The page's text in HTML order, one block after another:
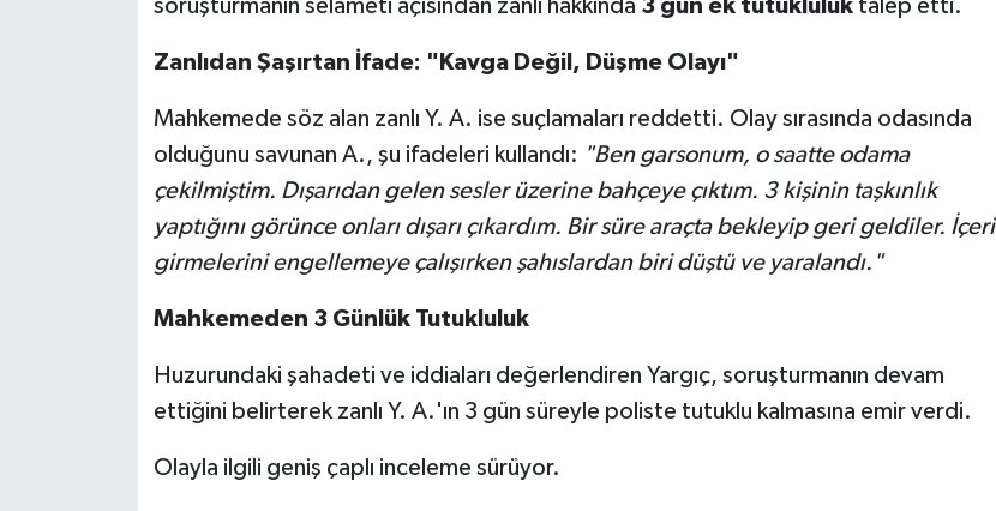
soruşturmanın selameti açısından zanlı hakkında 3 gün ek tutukluluktalep etti.
Zanlıdan Şaşırtan İfade: "Kavga Değil, Düşme Olayı"
Mahkemede söz alan zanlı Y. A. ise suçlamaları reddetti. Olay sırasında odasında
olduğunu savunan A., şu ifadeleri kullandı: "Ben garsonum, o saatte odama
çekilmiştim. Dışarıdan gelen sesler üzerine bahçeye çıktım. 3 kişinin taşkınlık
yaptığını görünce onları dışarı çıkardım. Bir süre araçta bekleyip geri geldiler. İçeri
girmelerini engellemeye çalışırken şahıslardan biri düştü ve yaralandı."
Mahkemeden 3 Günlük Tutukluluk
Huzurundaki şahadeti ve iddiaları değerlendiren Yargıç, soruşturmanın devam
ettiğini belirterek zanlı Y. A.'ın 3 gün süreyle poliste tutuklu kalmasına emir verdi.
Olayla ilgili geniş çaplı inceleme sürüyor.